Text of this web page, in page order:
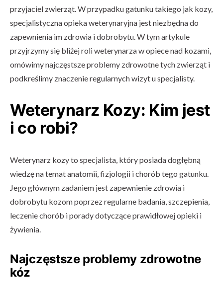
przyjaciel zwierząt. W przypadku gatunku takiego jak kozy,
specjalistyczna opieka weterynaryjna jest niezbędna do
zapewnienia im zdrowia i dobrobytu. W tym artykule
przyjrzymy się bliżej roli weterynarza w opiece nad kozami,
omówimy najczęstsze problemy zdrowotne tych zwierząt i
podkreślimy znaczenie regularnych wizyt u specjalisty.
Weterynarz Kozy: Kim jest
i co robi?
Weterynarz kozy to specjalista, który posiada dogłębną
wiedzę na temat anatomii, fizjologii i chorób tego gatunku.
Jego głównym zadaniem jest zapewnienie zdrowia i
dobrobytu kozom poprzez regularne badania, szczepienia,
leczenie chorób i porady dotyczące prawidłowej opieki i
żywienia.
Najczęstsze problemy zdrowotne
kóz